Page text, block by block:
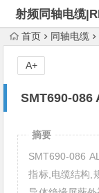
射频同轴电缆
Cable
首页 同轴电缆
SMT690-086
A+
摘要
SMT690-086
指标,电缆结构,